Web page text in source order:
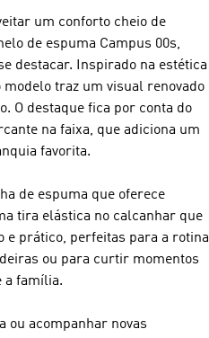
um conforto cheio de
de espuma Campus 00s,
destacar. Inspirado na estética
modelo traz um visual renovado
O destaque fica por conta do
na faixa, que adiciona um
favorita.
de espuma que oferece
tira elástica no calcanhar que
e prático, perfeitas para a rotina
ou para curtir momentos
a família.
ou acompanhar novas